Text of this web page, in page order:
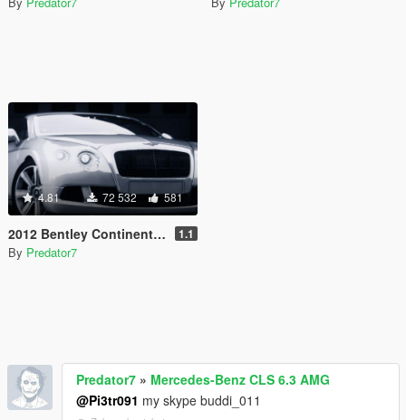
4.81 72 532 581
2012 Bentley Continental GT 1.1
By Predator7
Predator7 » Mercedes-Benz CLS 6.3 AMG
@Pi3tr091 my skype buddi_011